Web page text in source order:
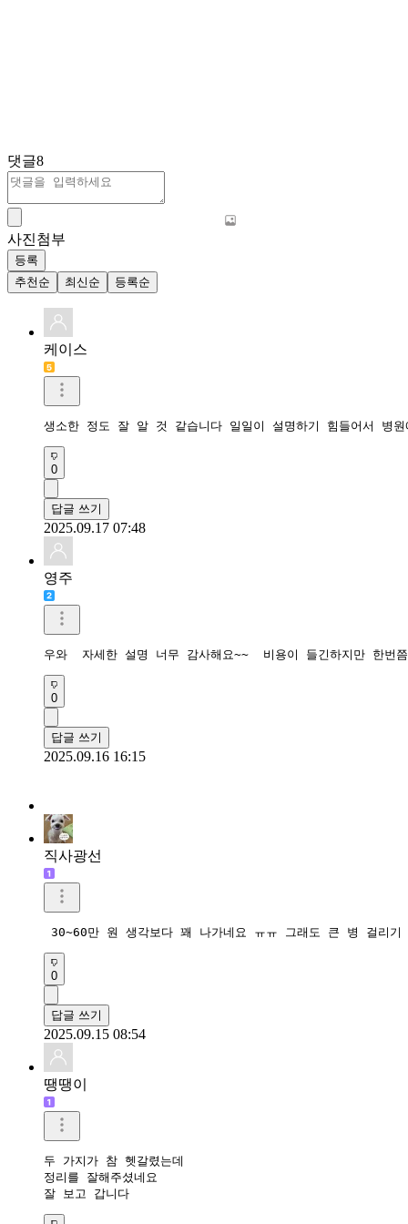
댓글8
사진첨부
등록
추천순
최신순 등록순
케이스
생소한 정도 잘 알 것 같습니다 일일이 설명하기 힘들어서 병
0
답글 쓰기
2025.09.17 07:48
영주
우와  자세한 설명 너무 감사해요~~  비용이 들긴하지만 한번쯤
0
답글 쓰기
2025.09.16 16:15
직사광선
0
답글 쓰기
2025.09.15 08:54
땡땡이
두 가지가 참 헷갈렸는데
정리를 잘해주셨네요
잘 보고 갑니다